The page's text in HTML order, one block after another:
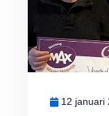
12 januari